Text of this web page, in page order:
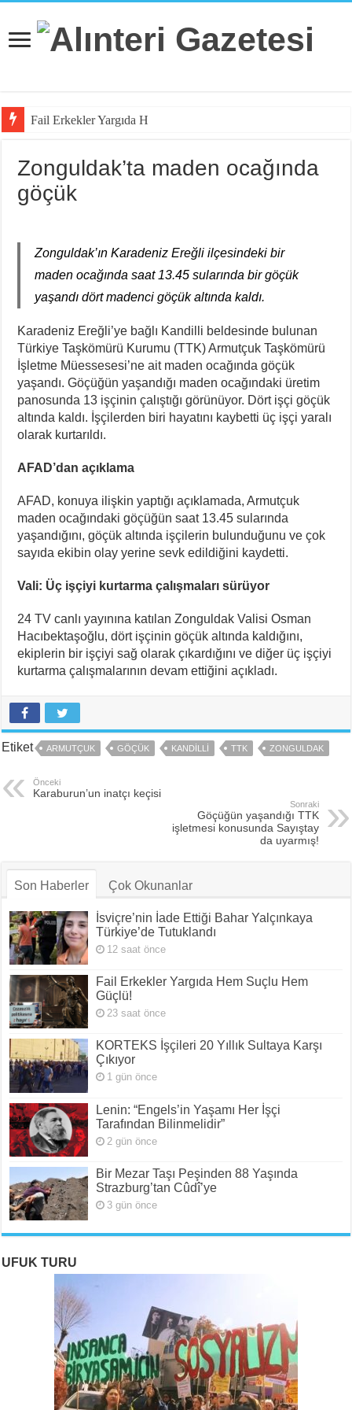
Fail Erkekler Yargıda Hem Suçlu Hem
Zonguldak’ta maden ocağında
göçük
Zonguldak’ın Karadeniz Ereğli ilçesindeki bir
maden ocağında saat 13.45 sularında bir göçük
yaşandı dört madenci göçük altında kaldı.
Karadeniz Ereğli’ye bağlı Kandilli beldesinde bulunan
Türkiye Taşkömürü Kurumu (TTK) Armutçuk Taşkömürü
İşletme Müessesesi’ne ait maden ocağında göçük
yaşandı.Göçüğün yaşandığı maden ocağındaki üretim
panosunda 13 işçinin çalıştığı görünüyor. Dört işçi göçük
altında kaldı. İşçilerden biri hayatını kaybetti üç işçi yaralı
olarak kurtarıldı.
AFAD’dan açıklama
AFAD, konuya ilişkin yaptığı açıklamada, Armutçuk
maden ocağındaki göçüğün saat 13.45 sularında
yaşandığını, göçük altında işçilerin bulunduğunu ve çok
sayıda ekibin olay yerine sevk edildiğini kaydetti.
Vali: Üç işçiyi kurtarma çalışmaları sürüyor
24 TV canlı yayınına katılan Zonguldak Valisi Osman
Hacıbektaşoğlu, dört işçinin göçük altında kaldığını,
ekiplerin bir işçiyi sağ olarak çıkardığını ve diğer üç işçiyi
kurtarma çalışmalarının devam ettiğini açıkladı.
Etiket ARMUTÇUK GÖÇÜK KANDILLI TTK ZONGULDAK
Önceki
Karaburun’un inatçı keçisi
Sonraki
Göçüğün yaşandığı TTK
işletmesi konusunda Sayıştay
da uyarmış!
Son Haberler Çok Okunanlar
İsviçre’nin İade Ettiği Bahar Yalçınkaya
Türkiye’de Tutuklandı
12 saat önce
Fail Erkekler Yargıda Hem Suçlu Hem
Güçlü!
23 saat önce
KORTEKS İşçileri 20 Yıllık Sultaya Karşı
Çıkıyor
1 gün önce
Lenin: “Engels’in Yaşamı Her İşçi
Tarafından Bilinmelidir”
2 gün önce
Bir Mezar Taşı Peşinden 88 Yaşında
Strazburg’tan Cûdî’ye
3 gün önce
UFUK TURU